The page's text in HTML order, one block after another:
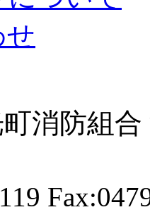
せ
消防組